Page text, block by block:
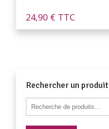
24,90 € TTC
Rechercher un produit